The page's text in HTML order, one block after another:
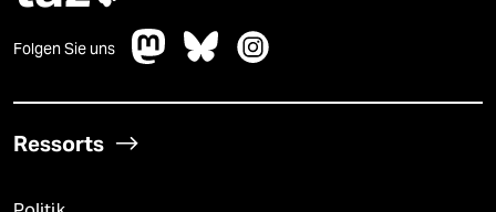
Folgen Sie uns
Ressorts